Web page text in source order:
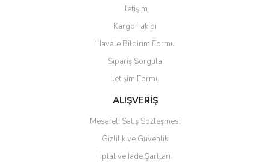
Ürün resmi kalitesiz, bozuk veya görüntülenemiyor.
Ürün açıklamasında eksik bilgiler bulunuyor.
Ürün bilgilerinde hatalar bulunuyor.
Ürün fiyatı diğer sitelerden daha pahalı.
Bu ürüne benzer farklı alternatifler olmalı.
İletişim
Kargo Takibi
Havale Bildirim Formu
Sipariş Sorgula
İletişim Formu
ALIŞVERİŞ
Mesafeli Satış Sözleşmesi
Gizlilik ve Güvenlik
İptal ve İade Şartları